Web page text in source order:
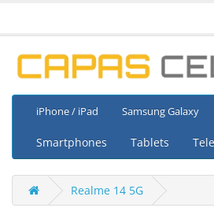
iPhone / iPad Samsung Galaxy
Smartphones Tablets
Realme 14 5G